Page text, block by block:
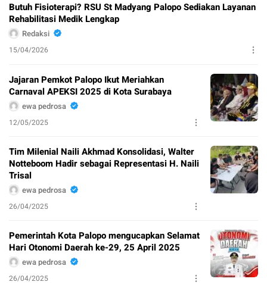
Butuh Fisioterapi? RSU St Madyang Palopo Sediakan Layanan
Rehabilitasi Medik Lengkap
Redaksi
15/04/2026
Jajaran Pemkot Palopo Ikut Meriahkan
Carnaval APEKSI 2025 di Kota Surabaya
ewa pedrosa
12/05/2025
Tim Milenial Naili Akhmad Konsolidasi, Walter
Notteboom Hadir sebagai Representasi H. Naili
Trisal
ewa pedrosa
26/04/2025
Pemerintah Kota Palopo mengucapkan Selamat
Hari Otonomi Daerah ke-29, 25 April 2025
ewa pedrosa
26/04/2025